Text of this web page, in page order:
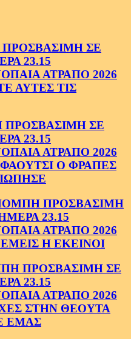
ΣΕ
23.15
ΑΤΡΑΠΟ 2026
ΑΥΤΕΣ ΤΙΣ
ΣΕ
23.15
ΑΤΡΑΠΟ 2026
Ο ΦΡΑΠΕΣ
ΠΡΟΣΒΑΣΙΜΗ
23.15
ΑΤΡΑΠΟ 2026
Η ΕΚΕΙΝΟΙ
ΠΡΟΣΒΑΣΙΜΗ ΣΕ
23.15
ΑΤΡΑΠΟ 2026
ΣΤΗΝ ΘΕΟΥΤΑ
ΕΜΑΣ